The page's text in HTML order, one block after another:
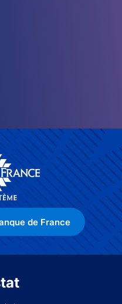
de France